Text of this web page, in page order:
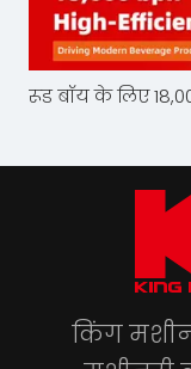
किंग